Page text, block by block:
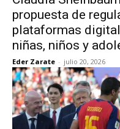
propuesta de
plataformas
niñas, niños y
Eder Zarate - julio 20, 2026